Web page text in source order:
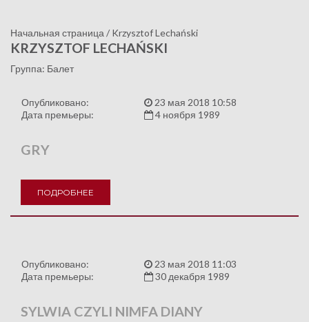
Начальная страница / Krzysztof Lechański
KRZYSZTOF LECHAŃSKI
Группа: Балет
Опубликовано:
23 мая 2018 10:58
Дата премьеры:
4 ноября 1989
GRY
ПОДРОБНЕЕ
Опубликовано:
23 мая 2018 11:03
Дата премьеры:
30 декабря 1989
SYLWIA CZYLI NIMFA DIANY